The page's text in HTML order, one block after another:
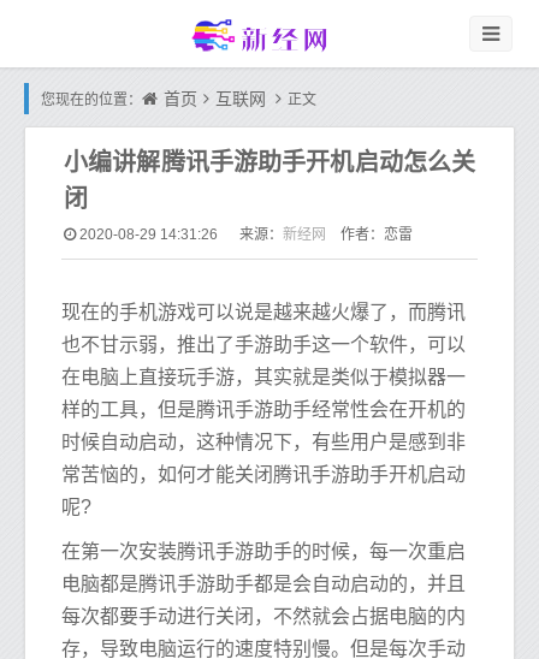
您现在的位置： 首页 互联网 正文
小编讲解腾讯手游助手开机启动怎么关
闭
2020-08-29 14:31:26 来源： 新经网 作者：恋雷
现在的手机游戏可以说是越来越火爆了，而腾讯
也不甘示弱，推出了手游助手这一个软件，可以
在电脑上直接玩手游，其实就是类似于模拟器一
样的工具，但是腾讯手游助手经常性会在开机的
时候自动启动，这种情况下，有些用户是感到非
常苦恼的，如何才能关闭腾讯手游助手开机启动
呢?
在第一次安装腾讯手游助手的时候，每一次重启
电脑都是腾讯手游助手都是会自动启动的，并且
每次都要手动进行关闭，不然就会占据电脑的内
存，导致电脑运行的速度特别慢。但是每次手动